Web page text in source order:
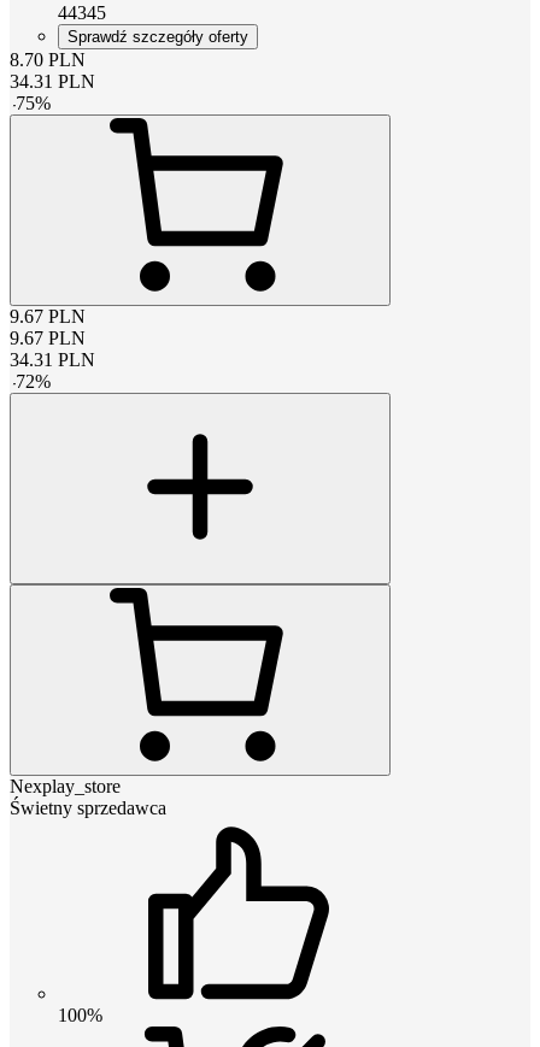
44345
Sprawdź szczegóły oferty
8.70 PLN
34.31 PLN
-75%
9.67 PLN
9.67 PLN
34.31 PLN
-72%
Nexplay_store
Świetny sprzedawca
100%